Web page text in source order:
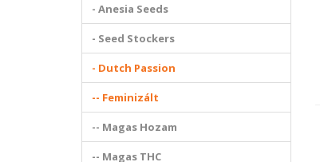
- Anesia Seeds
- Seed Stockers
- Dutch Passion
-- Feminizált
-- Magas Hozam
-- Magas THC